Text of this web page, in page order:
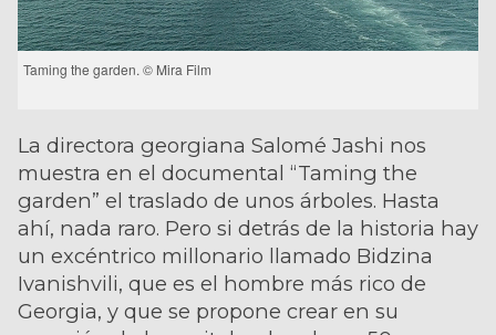
Taming the garden. © Mira Film
La directora georgiana Salomé Jashi nos
muestra en el documental “Taming the
garden” el traslado de unos árboles. Hasta
ahí, nada raro. Pero si detrás de la historia hay
un excéntrico millonario llamado Bidzina
Ivanishvili, que es el hombre más rico de
Georgia, y que se propone crear en su